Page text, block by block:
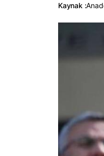
Kaynak :